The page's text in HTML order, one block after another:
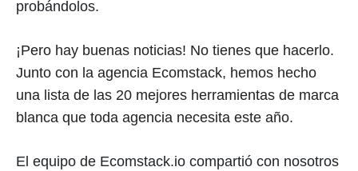
probándolos.
¡Pero hay buenas noticias! No tienes que hacerlo.
Junto con la agencia Ecomstack, hemos hecho
una lista de las 20 mejores herramientas de marca
blanca que toda agencia necesita este año.
El equipo de Ecomstack.io compartió con nosotros